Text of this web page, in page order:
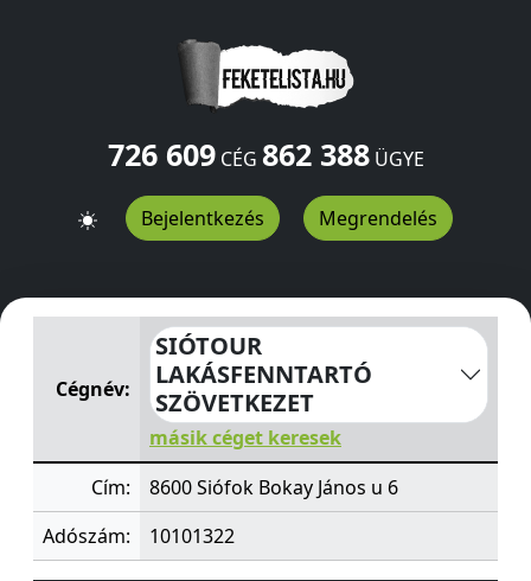
726 609CÉG 862 388ÜGYE
Bejelentkezés Megrendelés
SIÓTOUR LAKÁSFENNTARTÓ SZÖVETKEZETBokay
Cégnév:
SIÓTOUR
LAKÁSFENNTARTÓ
SZÖVETKEZET
másik céget keresek
Cím:
8600 Siófok Bokay János u 6
Adószám:
10101322